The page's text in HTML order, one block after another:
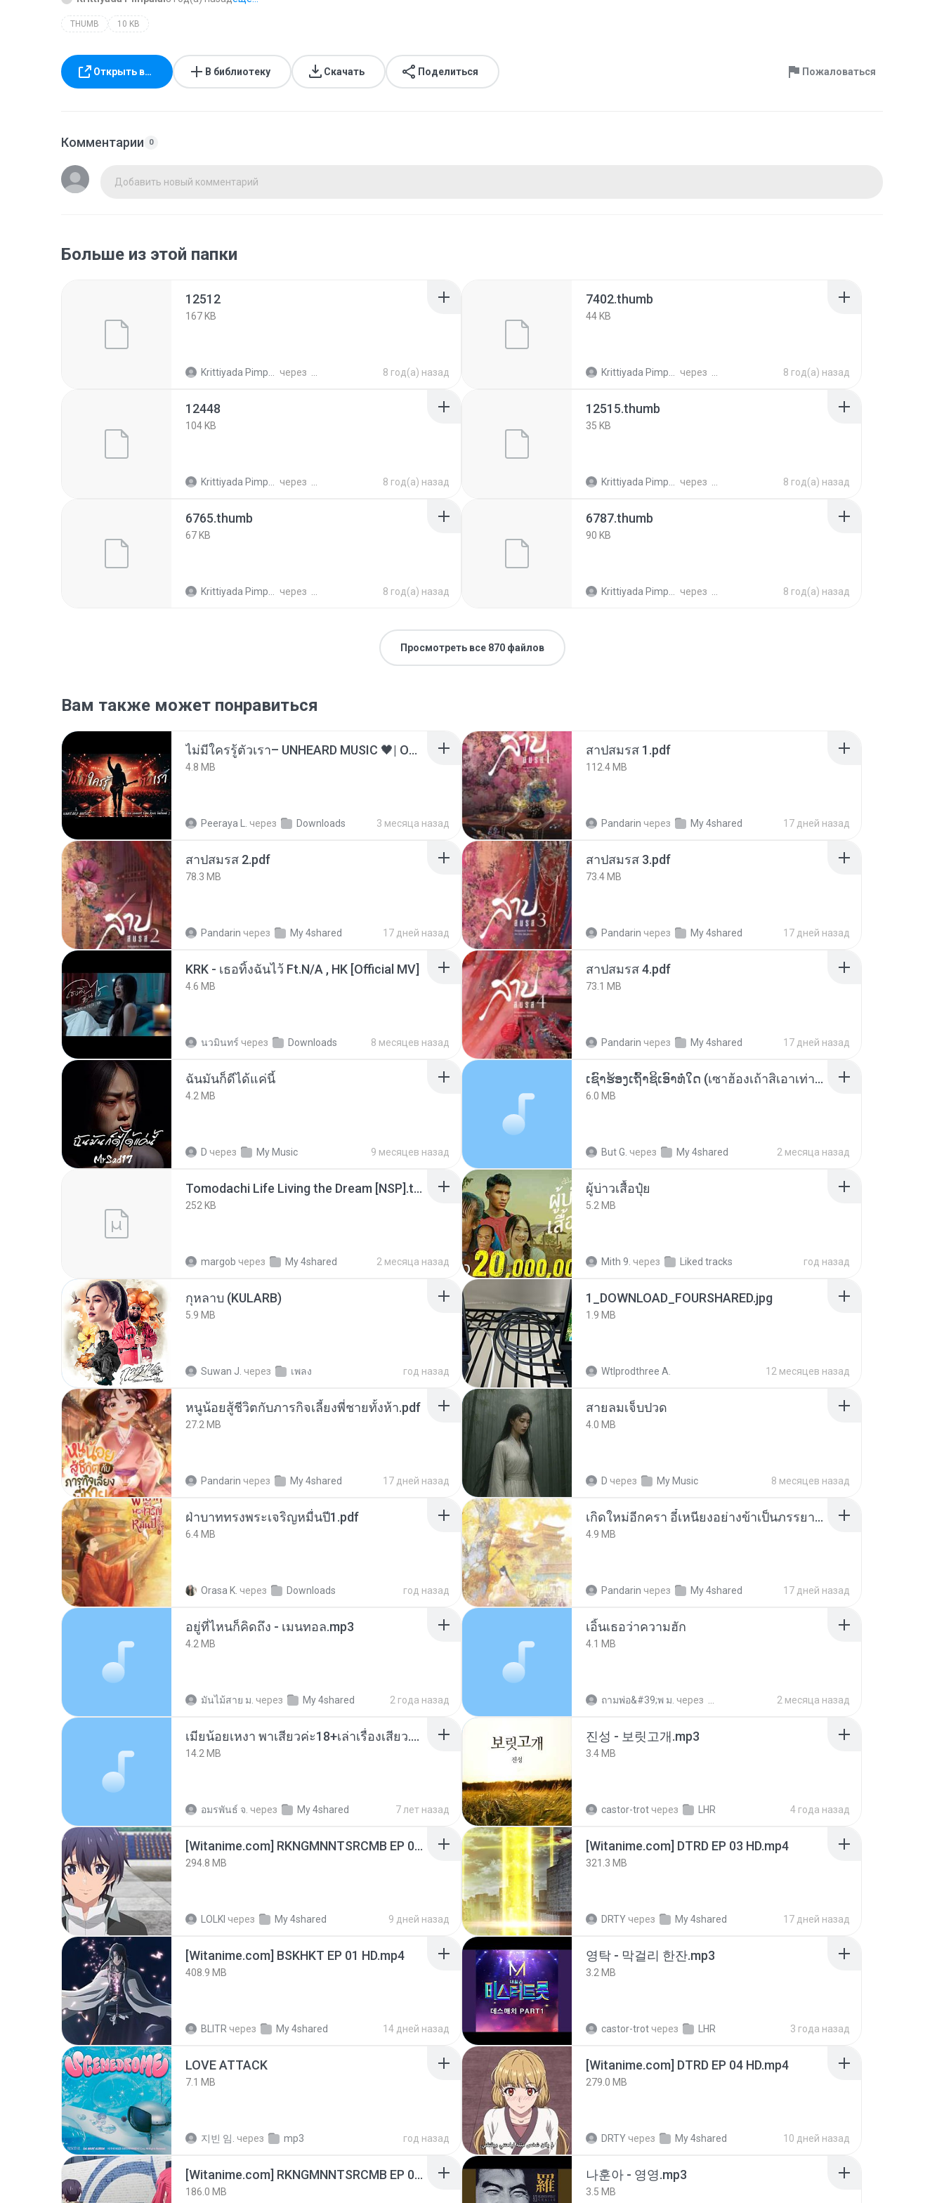
THUMB 10 KB
Открыть в… В библиотеку Скачать Поделиться Пожаловаться
Комментарии 0
Добавить новый комментарий
Больше из этой папки
12512
167 KB
Krittiyada Pimpalai через 8 год(а) назад
7402.thumb
44 KB
Krittiyada Pimpalai через 8 год(а) назад
12448
104 KB
Krittiyada Pimpalai через 8 год(а) назад
12515.thumb
35 KB
Krittiyada Pimpalai через 8 год(а) назад
6765.thumb
67 KB
Krittiyada Pimpalai через 8 год(а) назад
6787.thumb
90 KB
Krittiyada Pimpalai через 8 год(а) назад
Просмотреть все 870 файлов
Вам также может понравиться
ไม่มีใครรู้ตัวเรา– UNHEARD MUSIC 🖤| Official Lyric Video | เพลงสู้ชีวิต
4.8 MB
Peeraya L. через Downloads 3 месяца назад
สาปสมรส 1.pdf
112.4 MB
Pandarin через My 4shared 17 дней назад
สาปสมรส 2.pdf
78.3 MB
Pandarin через My 4shared 17 дней назад
สาปสมรส 3.pdf
73.4 MB
Pandarin через My 4shared 17 дней назад
KRK - เธอทิ้งฉันไว้ Ft.N/A , HK [Official MV]
4.6 MB
นวมินทร์ через Downloads 8 месяцев назад
สาปสมรส 4.pdf
73.1 MB
Pandarin через My 4shared 17 дней назад
ฉันมันก็ดีได้แค่นี้
4.2 MB
D через My Music 9 месяцев назад
ເຊົາຮ້ອງເຖົ້າຊິເອົາທໍ່ໃດ (เซาฮ้องเถ้าสิเอาเท่าใด) ບຸນເກີດ ຫນູຫ່ວງ ft. ໂສພາ ຈຸນທະລາ
6.0 MB
But G. через My 4shared 2 месяца назад
Tomodachi Life Living the Dream [NSP].torrent
252 KB
margob через My 4shared 2 месяца назад
ผู้บ่าวเสื้อปุ๋ย
5.2 MB
Mith 9. через Liked tracks год назад
กุหลาบ (KULARB)
5.9 MB
Suwan J. через เพลง год назад
1_DOWNLOAD_FOURSHARED.jpg
1.9 MB
Wtlprodthree A. 12 месяцев назад
หนูน้อยสู้ชีวิตกับภารกิจเลี้ยงพี่ชายทั้งห้า.pdf
27.2 MB
Pandarin через My 4shared 17 дней назад
สายลมเจ็บปวด
4.0 MB
D через My Music 8 месяцев назад
ฝ่าบาททรงพระเจริญหมื่นปี1.pdf
6.4 MB
Orasa K. через Downloads год назад
เกิดใหม่อีกครา อี๋เหนียงอย่างข้าเป็นภรรยาขุนนาง 1_ST.pdf
4.9 MB
Pandarin через My 4shared 17 дней назад
อยู่ที่ไหนก็คิดถึง - เมนทอล.mp3
4.2 MB
มันไม้สาย ม. через My 4shared 2 года назад
เอิ้นเธอว่าความฮัก
4.1 MB
ถามพ่อ&#39;พ ม. через 2 месяца назад
เมียน้อยเหงา พาเสียวค่ะ18+เล่าเรื่องเสียว.mp3
14.2 MB
อมรพันธ์ จ. через My 4shared 7 лет назад
진성 - 보릿고개.mp3
3.4 MB
castor-trot через LHR 4 года назад
[Witanime.com] RKNGMNNTSRCMB EP 06 HD.mp4
294.8 MB
LOLKI через My 4shared 9 дней назад
[Witanime.com] DTRD EP 03 HD.mp4
321.3 MB
DRTY через My 4shared 17 дней назад
[Witanime.com] BSKHKT EP 01 HD.mp4
408.9 MB
BLITR через My 4shared 14 дней назад
영탁 - 막걸리 한잔.mp3
3.2 MB
castor-trot через LHR 3 года назад
LOVE ATTACK
7.1 MB
지빈 임. через mp3 год назад
[Witanime.com] DTRD EP 04 HD.mp4
279.0 MB
DRTY через My 4shared 10 дней назад
[Witanime.com] RKNGMNNTSRCMB EP 05 HD.mp4
186.0 MB
나훈아 - 영영.mp3
3.5 MB